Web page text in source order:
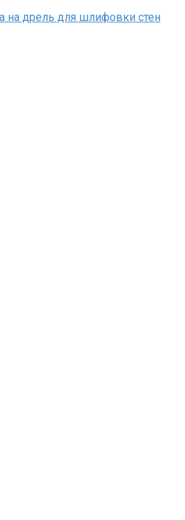
на дрель для шлифовки стен